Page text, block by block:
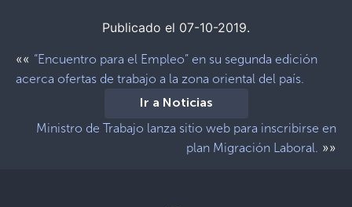
Publicado el 07-10-2019.
«« “Encuentro para el Empleo” en su segunda edición
acerca ofertas de trabajo a la zona oriental del país.
Ir a Noticias
Ministro de Trabajo lanza sitio web para inscribirse en
plan Migración Laboral. »»